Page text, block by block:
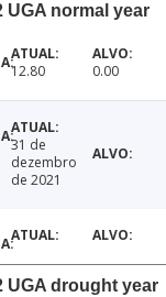
UGA normal year
12.80 0.00
31 de
dezembro
de 2021
UGA drought year